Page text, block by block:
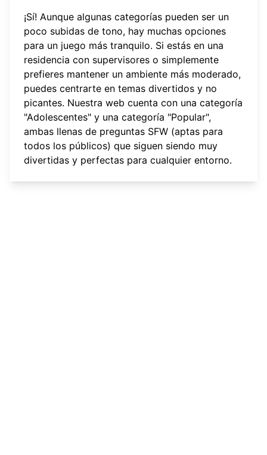
¡Sí! Aunque algunas categorías pueden ser un
poco subidas de tono, hay muchas opciones
para un juego más tranquilo. Si estás en una
residencia con supervisores o simplemente
prefieres mantener un ambiente más moderado,
puedes centrarte en temas divertidos y no
picantes. Nuestra web cuenta con una categoría
"Adolescentes" y una categoría "Popular",
ambas llenas de preguntas SFW (aptas para
todos los públicos) que siguen siendo muy
divertidas y perfectas para cualquier entorno.